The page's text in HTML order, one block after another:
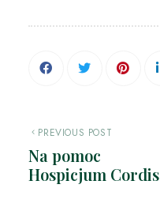
PREVIOUS POST
Na pomoc
Hospicjum Cordis